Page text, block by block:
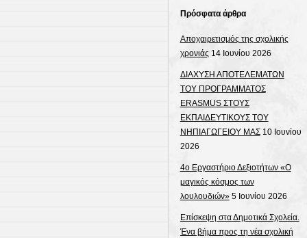
Πρόσφατα άρθρα
Αποχαιρετισμός της σχολικής
χρονιάς 14 Ιουνίου 2026
ΔΙΑΧΥΣΗ ΑΠΟΤΕΛΕΜΑΤΩΝ
ΤΟΥ ΠΡΟΓΡΑΜΜΑΤΟΣ
ERASMUS ΣΤΟΥΣ
ΕΚΠΑΙΔΕΥΤΙΚΟΥΣ ΤΟΥ
ΝΗΠΙΑΓΩΓΕΙΟΥ ΜΑΣ 10 Ιουνίου
2026
4ο Εργαστήριο Δεξιοτήτων «Ο
μαγικός κόσμος των
λουλουδιών» 5 Ιουνίου 2026
Επίσκεψη στα Δημοτικά Σχολεία.
Ένα βήμα προς τη νέα σχολική